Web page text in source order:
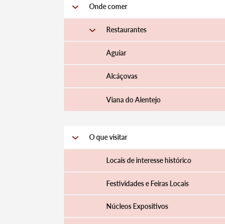
Filtros
Onde comer
Restaurantes
Aguiar
Alcáçovas
Viana do Alentejo
O que visitar
Locais de interesse histórico
Festividades e Feiras Locais
Núcleos Expositivos